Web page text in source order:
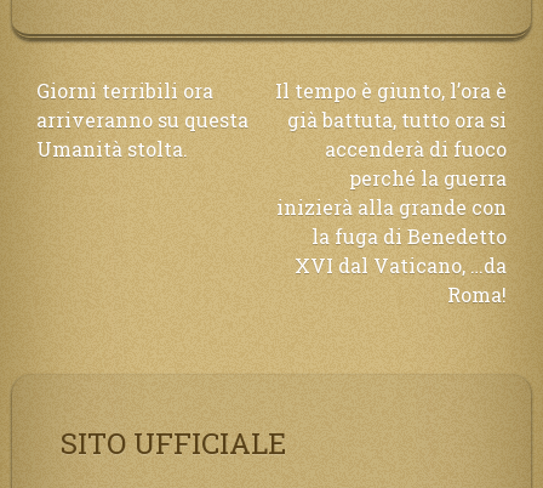
Navigazione
articoli
Giorni terribili ora
arriveranno su questa
Umanità stolta.
Il tempo è giunto, l’ora è
già battuta, tutto ora si
accenderà di fuoco
perché la guerra
inizierà alla grande con
la fuga di Benedetto
XVI dal Vaticano, …da
Roma!
SITO UFFICIALE